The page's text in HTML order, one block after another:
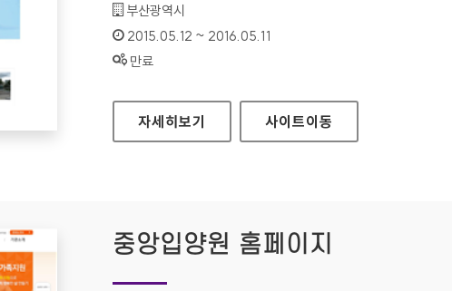
기관명 :
부산광역시
인증기간 :
2015.05.12 ~ 2016.05.11
상태 :
만료
부산시공공조형물정보관리 서비스 홈페이지
자세히보기 사이트이동
중앙입양원 홈페이지